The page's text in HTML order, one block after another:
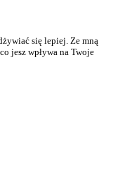
się lepiej. Ze mną
jesz wpływa na Twoje